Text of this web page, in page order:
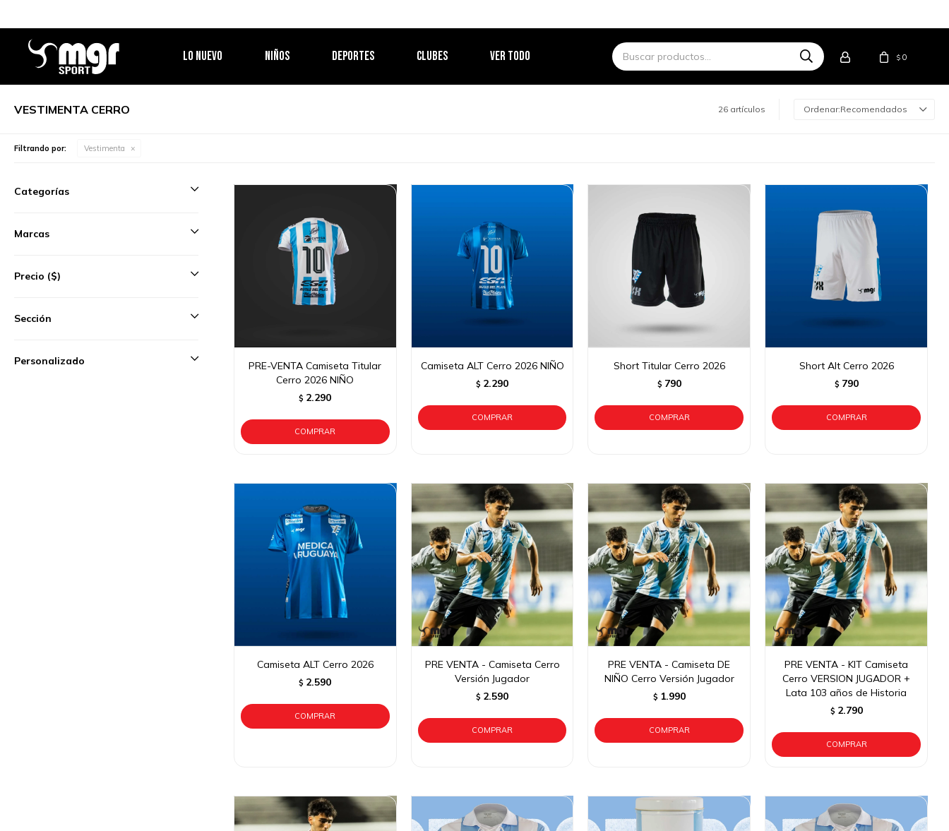
LO NUEVO NIÑOS DEPORTES CLUBES VER TODO $ 0
VESTIMENTA CERRO 26 artículos Recomendados
Filtrando por: Vestimenta
PRE-VENTA Camiseta Titular
Cerro 2026 NIÑO
$ 2.290
Camiseta ALT Cerro 2026 NIÑO
$ 2.290
Short Titular Cerro 2026
$ 790
Short Alt Cerro 2026
$ 790
Camiseta ALT Cerro 2026
$ 2.590
PRE VENTA - Camiseta Cerro
Versión Jugador
$ 2.590
PRE VENTA - Camiseta DE
NIÑO Cerro Versión Jugador
$ 1.990
PRE VENTA - KIT Camiseta
Cerro VERSION JUGADOR +
Lata 103 años de Historia
$ 2.790
Categorías
Marcas
Precio ($)
Sección
Personalizado